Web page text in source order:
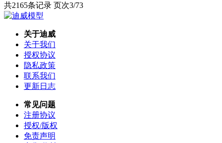
共2165条记录 页次3/73
关于迪威
关于我们
授权协议
隐私政策
联系我们
更新日志
常见问题
注册协议
授权/版权
免责声明